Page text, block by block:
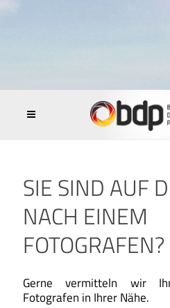
SIE SIND AUF
NACH EINEM
FOTOGRAFEN?
Gerne vermitteln wir
Fotografen in Ihrer Nähe.